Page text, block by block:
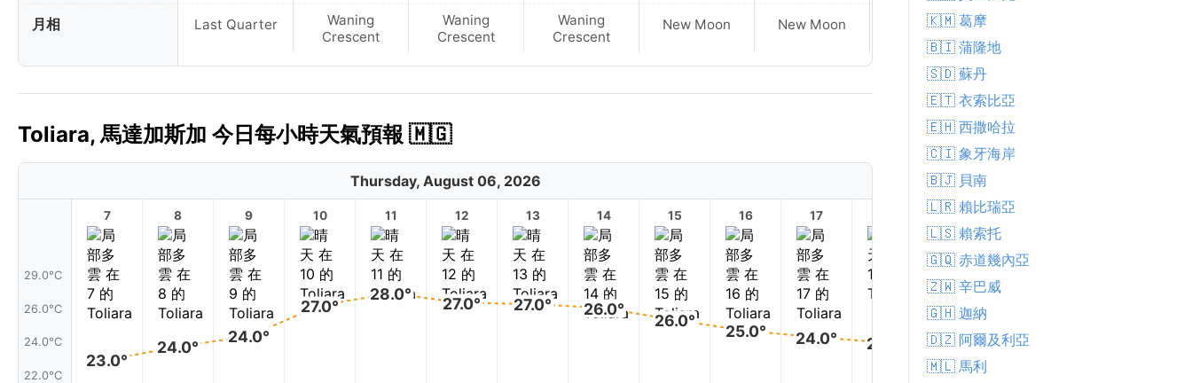
月相 Last Quarter
Waning
Crescent
Waning
Crescent
Waning
Crescent
New Moon New Moon New Moon
Toliara, 馬達加斯加 今日每小時天氣預報 🇲🇬
Thursday, August 06, 2026
29.0°C
26.0°C
24.0°C
22.0°C
7
23.0°
8
24.0°
9
24.0°
10
27.0°
11
28.0°
12
27.0°
13
27.0°
14
26.0°
15
26.0°
16
25.0°
17
24.0° 24.0°
19
24.0°
🇰🇲 葛摩
🇧🇮 蒲隆地
🇸🇩 蘇丹
🇪🇹 衣索比亞
🇪🇭 西撒哈拉
🇨🇮 象牙海岸
🇧🇯 貝南
🇱🇷 賴比瑞亞
🇱🇸 賴索托
🇬🇶 赤道幾內亞
🇿🇼 辛巴威
🇬🇭 迦納
🇩🇿 阿爾及利亞
🇲🇱 馬利